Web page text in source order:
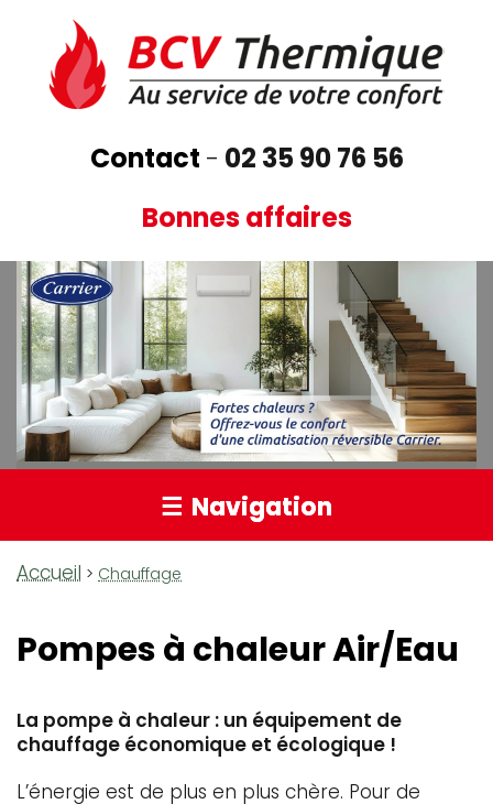
au
contenu
principal
Contact - 02 35 90 76 56
Bonnes affaires
Navigation
Fil
Accueil Chauffage
Pompes à chaleur Air/Eau
La pompe à chaleur : un équipement de
chauffage économique et écologique !
L’énergie est de plus en plus chère. Pour de